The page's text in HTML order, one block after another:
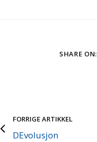
SHARE ON:
FORRIGE ARTIKKEL
DEvolusjon